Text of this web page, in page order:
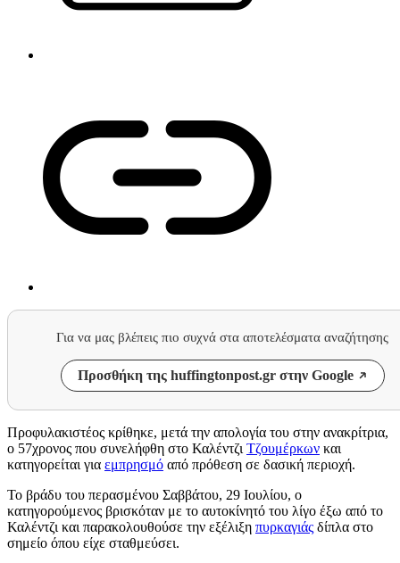
Για να μας βλέπεις πιο συχνά στα αποτελέσματα αναζήτησης
Προσθήκη της huffingtonpost.gr στην Google
Προφυλακιστέος κρίθηκε, μετά την απολογία του στην ανακρίτρια,
ο 57χρονος που συνελήφθη στο Καλέντζι Τζουμέρκων και
κατηγορείται για εμπρησμό από πρόθεση σε δασική περιοχή.
Το βράδυ του περασμένου Σαββάτου, 29 Ιουλίου, ο
κατηγορούμενος βρισκόταν με το αυτοκίνητό του λίγο έξω από το
Καλέντζι και παρακολουθούσε την εξέλιξη πυρκαγιάς δίπλα στο
σημείο όπου είχε σταθμεύσει.